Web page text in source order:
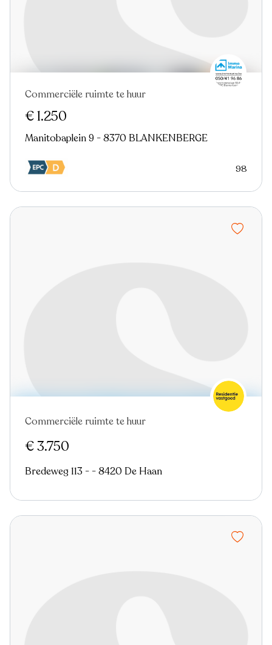
Commerciële ruimte te huur
€ 1.250
Manitobaplein 9 - 8370 BLANKENBERGE
98
Commerciële ruimte te huur
€ 3.750
Bredeweg 113 - - 8420 De Haan